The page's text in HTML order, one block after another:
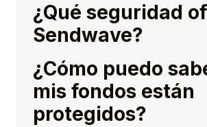
¿Qué seguridad
Sendwave?
¿Cómo puedo
mis fondos están
protegidos?